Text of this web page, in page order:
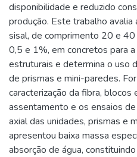
disponibilidade e reduzido
produção. Este trabalho
sisal, de comprimento 20 e
0,5 e 1%, em concretos para
estruturais e determina o uso
de prismas e mini-paredes.
caracterização da fibra, blocos
assentamento e os ensaios
axial das unidades, prismas e
apresentou baixa massa
absorção de água,